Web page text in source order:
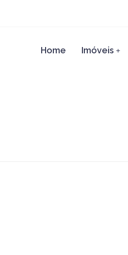
Home Imóveis +